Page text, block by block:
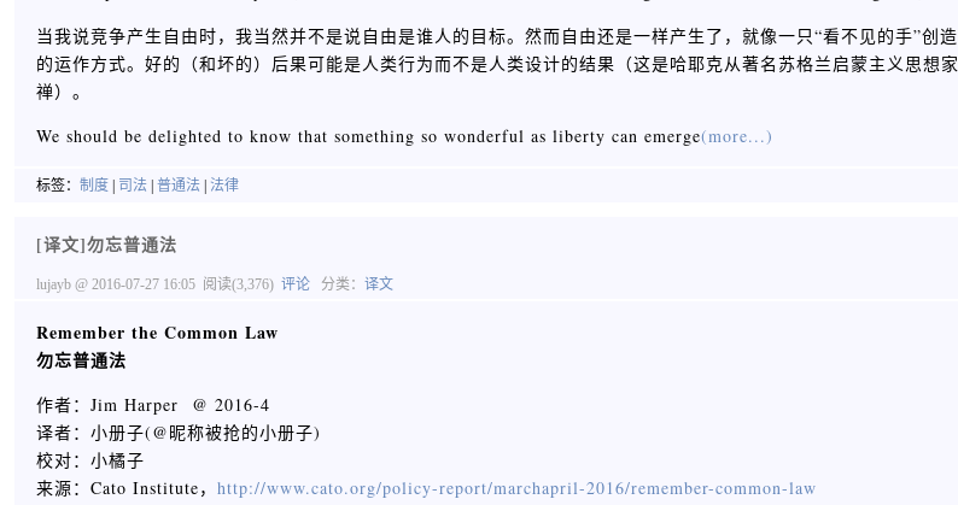
当我说竞争产生自由时，我当然并不是说自由是谁人的目标。然而自由还是一样产生了，就像一只“看不见的手”创
的运作方式。好的（和坏的）后果可能是人类行为而不是人类设计的结果（这是哈耶克从著名苏格兰启蒙主义思想
禅）。
We should be delighted to know that something so wonderful as liberty can emerge(more...)
标签： 制度 司法 普通法 法律
[译文]勿忘普通法
lujayb @ 2016-07-27 16:05 阅读(3,376) 评论 分类： 译文
Remember the Common Law
勿忘普通法
作者：Jim Harper @ 2016-4
译者：小册子(@昵称被抢的小册子)
校对：小橘子
来源：Cato Institute， http://www.cato.org/policy-report/marchapril-2016/remember-common-law